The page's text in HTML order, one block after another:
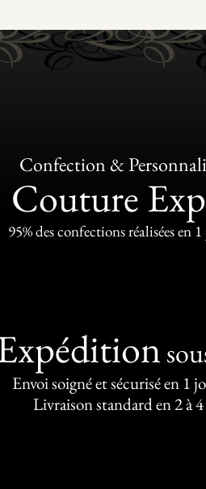
Confection &
Couture
95% des confections réalisées en
Envoi soigné et sécurisé en 1
Livraison standard en 2 à